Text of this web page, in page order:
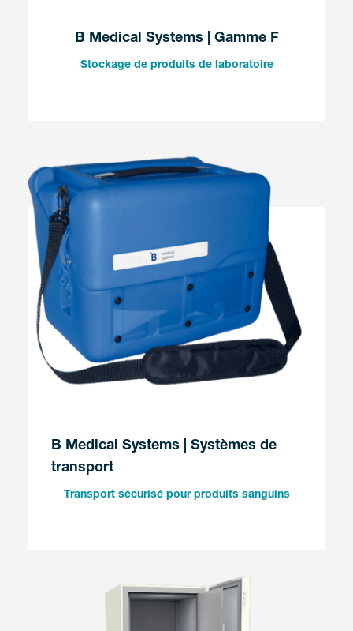
B Medical Systems | Gamme F
Stockage de produits de laboratoire
B Medical Systems | Systèmes de
transport
Transport sécurisé pour produits sanguins